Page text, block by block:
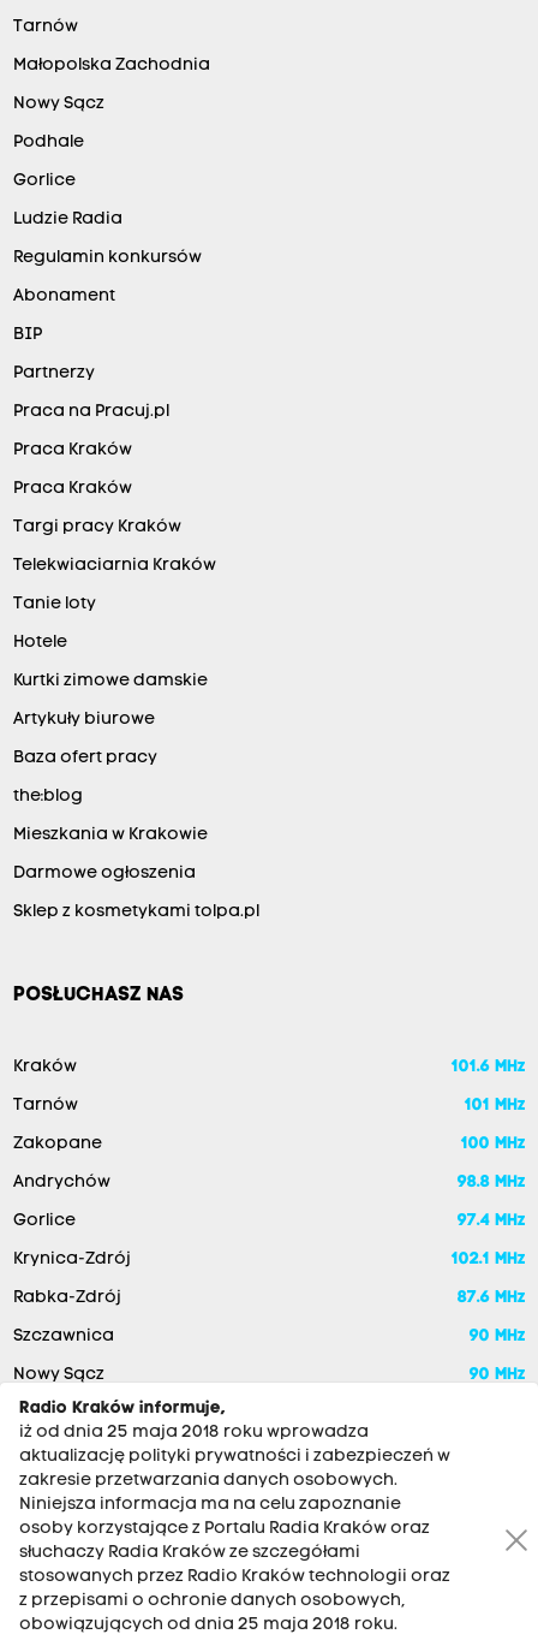
Tarnów
Małopolska Zachodnia
Nowy Sącz
Podhale
Gorlice
Ludzie Radia
Regulamin konkursów
Abonament
BIP
Partnerzy
Praca na Pracuj.pl
Praca Kraków
Praca Kraków
Targi pracy Kraków
Telekwiaciarnia Kraków
Tanie loty
Hotele
Kurtki zimowe damskie
Artykuły biurowe
Baza ofert pracy
the:blog
Mieszkania w Krakowie
Darmowe ogłoszenia
Sklep z kosmetykami tolpa.pl
POSŁUCHASZ NAS
Kraków 101.6 MHz
Tarnów 101 MHz
Zakopane 100 MHz
Andrychów 98.8 MHz
Gorlice 97.4 MHz
Krynica-Zdrój 102.1 MHz
Rabka-Zdrój 87.6 MHz
Szczawnica 90 MHz
Nowy Sącz 90 MHz
RADIO KRAKÓW SA. Aleja Juliusza Słowackiego 22, 30-007
Kraków
Radio Kraków informuje,
iż od dnia 25 maja 2018 roku wprowadza
aktualizację polityki prywatności i zabezpieczeń w
zakresie przetwarzania danych osobowych.
Niniejsza informacja ma na celu zapoznanie
osoby korzystające z Portalu Radia Kraków oraz
słuchaczy Radia Kraków ze szczegółami
stosowanych przez Radio Kraków technologii oraz
z przepisami o ochronie danych osobowych,
obowiązujących od dnia 25 maja 2018 roku.